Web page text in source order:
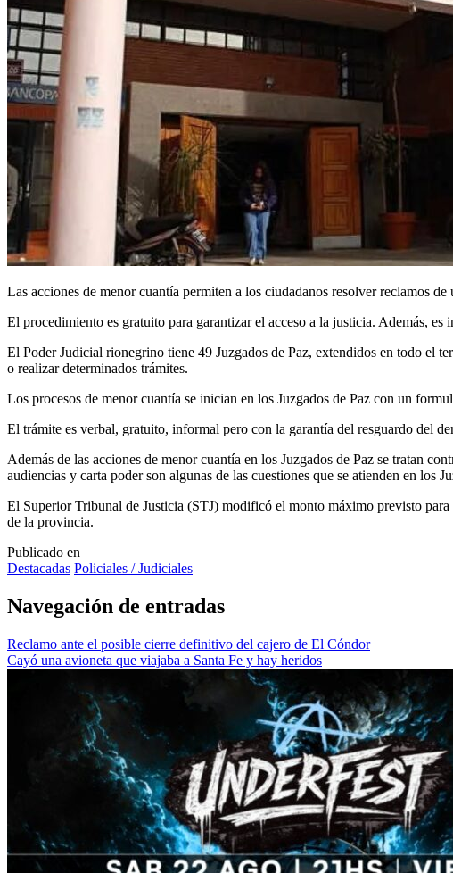
Las acciones de menor cuantía permiten a los ciudadanos resolver reclamos
El procedimiento es gratuito para garantizar el acceso a la justicia. Además,
El Poder Judicial rionegrino tiene 49 Juzgados de Paz, extendidos en todo el
o realizar determinados trámites.
Los procesos de menor cuantía se inician en los Juzgados de Paz con un
El trámite es verbal, gratuito, informal pero con la garantía del resguardo del
Además de las acciones de menor cuantía en los Juzgados de Paz se tratan
audiencias y carta poder son algunas de las cuestiones que se atienden en los
El Superior Tribunal de Justicia (STJ) modificó el monto máximo previsto
de la provincia.
Publicado en
Destacadas Policiales / Judiciales
Navegación de entradas
Reclamo ante el posible cierre definitivo del cajero de El Cóndor
Cayó una avioneta que viajaba a Santa Fe y hay heridos